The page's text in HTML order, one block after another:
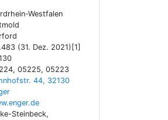
Westfalen
(31. Dez. 2021)[1]
05225, 05223
44, 32130
Steinbeck,